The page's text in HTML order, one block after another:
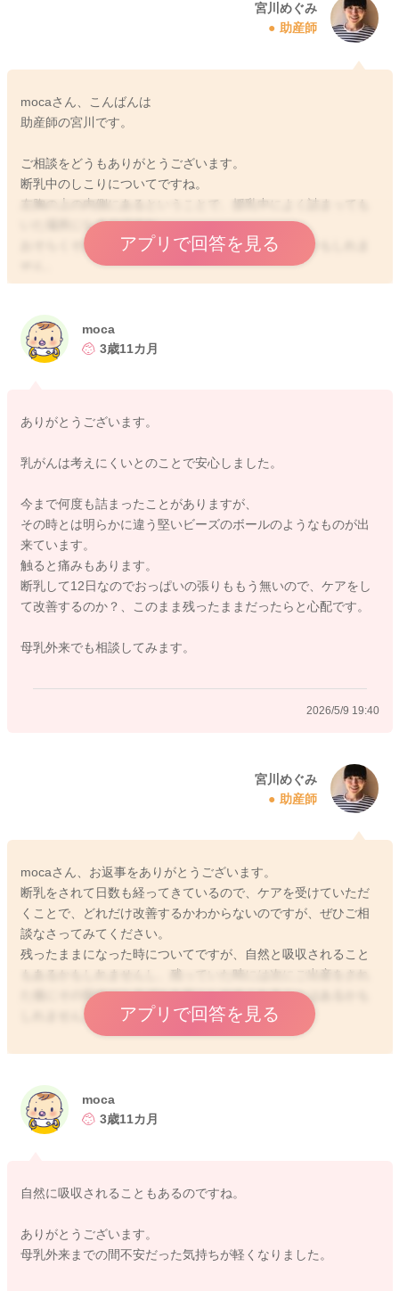
宮川めぐみ
助産師
mocaさん、こんばんは
助産師の宮川です。
ご相談をどうもありがとうございます。
断乳中のしこりについてですね。
左胸の上の内側にあるということで、授乳中によく詰まっても
いた場所になるのですね。
おそらくそれだけ腺が細かったりすることもあるのかもしれま
ケアを続けて受けておられた、なかったものであるならば乳が
乳がんによりしこりであれば、ケアを受けても消えるものでは
ありません。
胸の状態を見てもらっていただくといいと思いますよ。
どうぞよろしくお願いします。
アプリで回答を見る
2026/5/9 19:29
moca
3歳11カ月
ありがとうございます。
乳がんは考えにくいとのことで安心しました。
今まで何度も詰まったことがありますが、
その時とは明らかに違う堅いビーズのボールのようなものが出
来ています。
触ると痛みもあります。
断乳して12日なのでおっぱいの張りももう無いので、ケアをし
て改善するのか？、このまま残ったままだったらと心配です。
母乳外来でも相談してみます。
2026/5/9 19:40
宮川めぐみ
助産師
mocaさん、お返事をありがとうございます。
断乳をされて日数も経ってきているので、ケアを受けていただ
くことで、どれだけ改善するかわからないのですが、ぜひご相
談なさってみてください。
残ったままになった時についてですが、自然と吸収されること
もあるかもしれませんし、残っていた時には次にご出産をされ
た後にその部分がトラブルを起こしやすくなることはあるかも
しれません。
どうぞよろしくお願いします。
アプリで回答を見る
moca
3歳11カ月
自然に吸収されることもあるのですね。
ありがとうございます。
母乳外来までの間不安だった気持ちが軽くなりました。